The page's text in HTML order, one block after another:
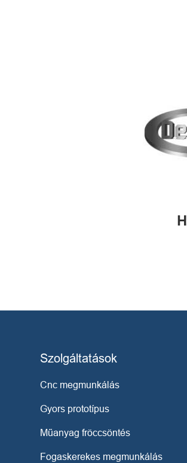
Szolgáltatások
Cnc megmunkálás
Gyors prototípus
Műanyag fröccsöntés
Fogaskerekes megmunkálás